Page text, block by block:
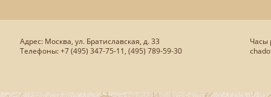
Адрес: Москва, ул. Братиславская, д. 33
Телефоны: +7 (495) 347-75-11, (495) 789-59-30
Часы